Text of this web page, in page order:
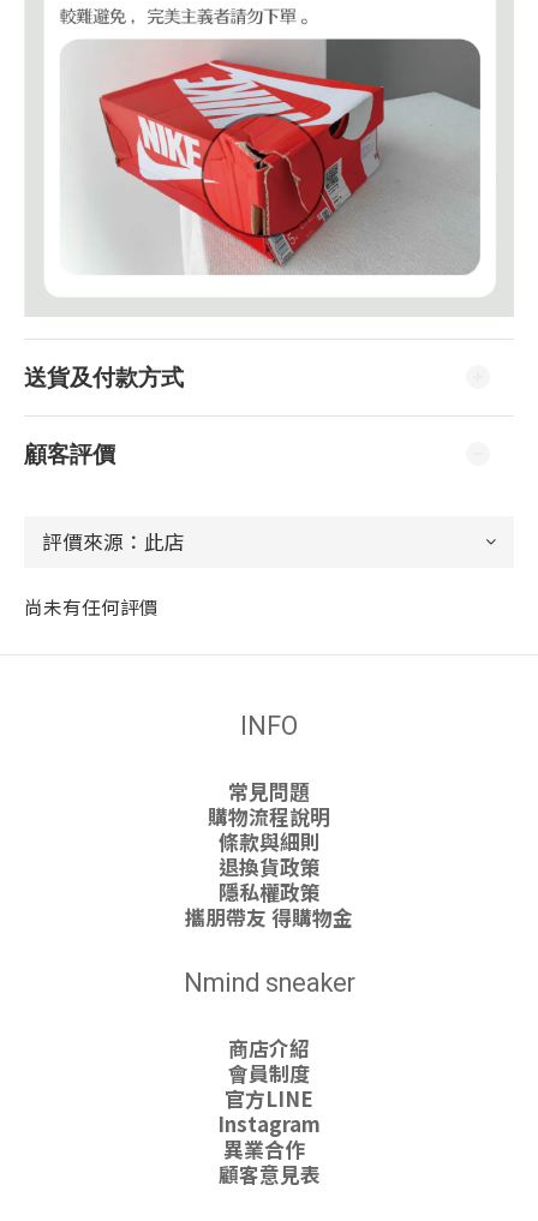
送貨及付款方式
顧客評價
尚未有任何評價
INFO
常見問題
購物流程說明
條款與細則
退換貨政策
隱私權政策
攜朋帶友 得購物金
Nmind sneaker
商店介紹
會員制度
官方LINE
Instagram
異業合作
顧客意見表